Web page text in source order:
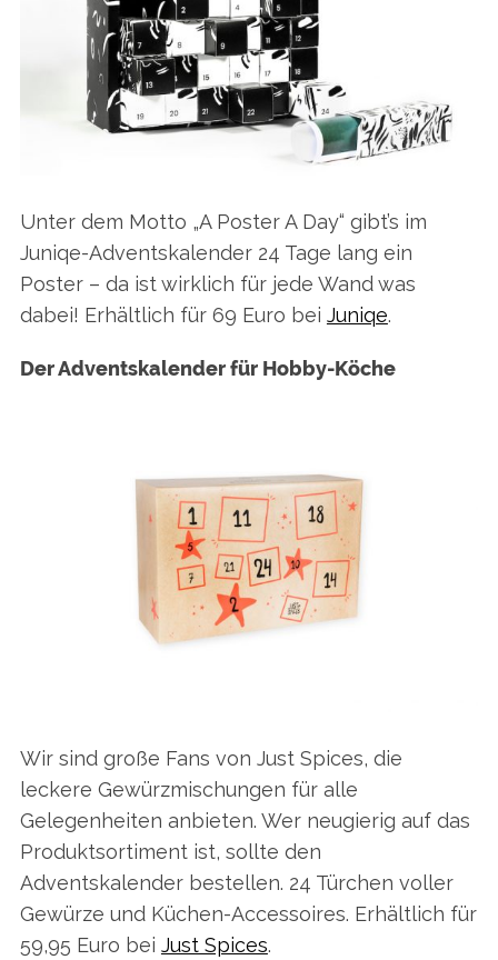
Unter dem Motto „A Poster A Day“ gibt’s im
Juniqe-Adventskalender 24 Tage lang ein
Poster – da ist wirklich für jede Wand was
dabei! Erhältlich für 69 Euro bei Juniqe.
Der Adventskalender für Hobby-Köche
Wir sind große Fans von Just Spices, die
leckere Gewürzmischungen für alle
Gelegenheiten anbieten. Wer neugierig auf das
Produktsortiment ist, sollte den
Adventskalender bestellen. 24 Türchen voller
Gewürze und Küchen-Accessoires. Erhältlich für
59,95 Euro bei Just Spices.